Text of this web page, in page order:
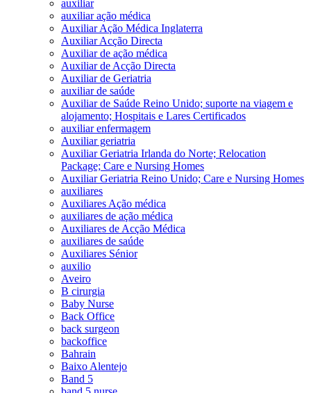
auxiliar
auxiliar ação médica
Auxiliar Ação Médica Inglaterra
Auxiliar Acção Directa
Auxiliar de ação médica
Auxiliar de Acção Directa
Auxiliar de Geriatria
auxiliar de saúde
Auxiliar de Saúde Reino Unido; suporte na viagem e
alojamento; Hospitais e Lares Certificados
auxiliar enfermagem
Auxiliar geriatria
Auxiliar Geriatria Irlanda do Norte; Relocation
Package; Care e Nursing Homes
Auxiliar Geriatria Reino Unido; Care e Nursing Homes
auxiliares
Auxiliares Ação médica
auxiliares de ação médica
Auxiliares de Acção Médica
auxiliares de saúde
Auxiliares Sénior
auxilio
Aveiro
B cirurgia
Baby Nurse
Back Office
back surgeon
backoffice
Bahrain
Baixo Alentejo
Band 5